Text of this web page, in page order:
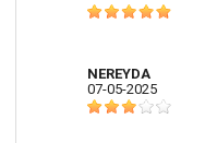
NEREYDA
07-05-2025